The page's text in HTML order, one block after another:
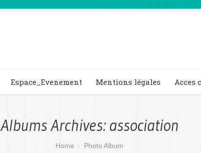
Espace_Evenement Mentions légales Acces
Albums Archives:association
Home Photo Album